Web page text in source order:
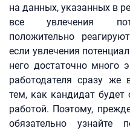
на данных, указанных в
все увлечения
положительно
если увлечения
него достаточно много
работодателя сразу же
тем, как кандидат будет
работой. Поэтому,
обязательно